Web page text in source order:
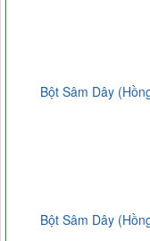
Bột Sâm Dây
Bột Sâm Dây